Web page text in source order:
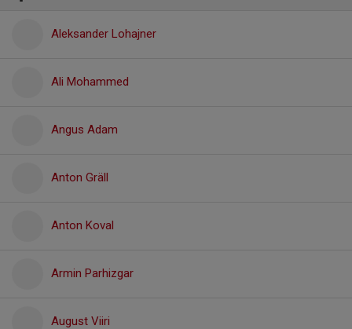
Aleksander Lohajner
Ali Mohammed
Angus Adam
Anton Gräll
Anton Koval
Armin Parhizgar
August Viiri